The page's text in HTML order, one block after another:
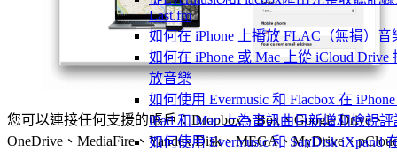
Last.fm
如何在 iPhone 上播放 FLAC（無損）音
如何在 iPhone 或 Mac 上從 iCloud Drive
放音樂
如何使用 Evermusic 和 Flacbox 在
iPad 和 Mac 上為音訊曲目新增和檢視評
如何使用 Evermusic 和 SanDisk iXpand
您可以連接任何支援的帳戶：Dropbox、Box、Google Drive、
OneDrive、MediaFire、Yandex.Disk、MEGA、MyDrive、